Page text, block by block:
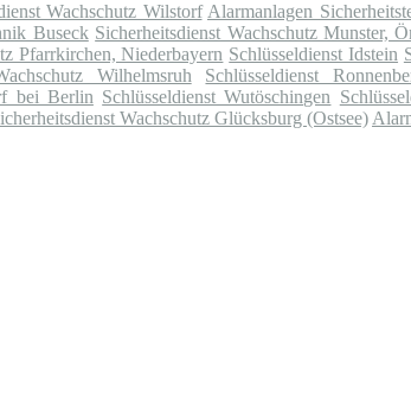
Wachschutz Wilstorf Alarmanlagen
Buseck Sicherheitsdienst Wachschutz Munster,
Pfarrkirchen, Niederbayern Schlüsseldienst Idstein
Wilhelmsruh Schlüsseldienst
bei Berlin Schlüsseldienst Wutöschingen
Wachschutz Glücksburg (Ostsee)